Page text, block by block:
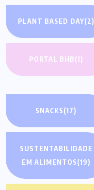
PLANT BASED DAY(2)
PORTAL BHB(1)
SNACKS(17)
SUSTENTABILIDADE
EM ALIMENTOS(19)